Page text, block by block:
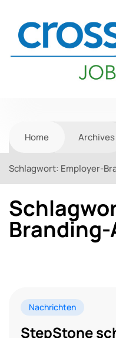
Home Archives
Schlagwort: Employer-
Nachrichten
StepStone